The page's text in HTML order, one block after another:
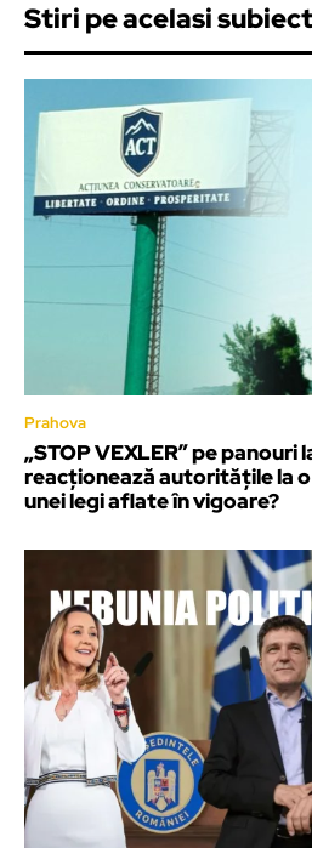
Stiri pe acelasi subiect
Prahova
„STOP VEXLER” pe panouri
reacționează autoritățile la
unei legi aflate în vigoare?